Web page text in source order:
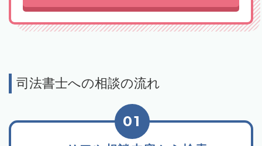
司法書士への相談の流れ
01